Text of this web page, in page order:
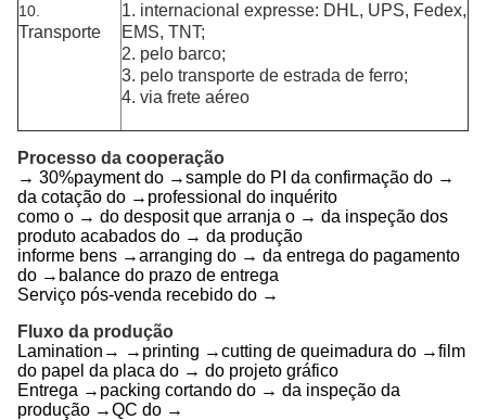
10.
Transporte
1. internacional expresse: DHL, UPS, Fedex,
EMS, TNT;
2. pelo barco;
3. pelo transporte de estrada de ferro;
4. via frete aéreo
Processo da cooperação
→ 30%payment do →sample do PI da confirmação do →
da cotação do →professional do inquérito
como o → do desposit que arranja o → da inspeção dos
produto acabados do → da produção
informe bens →arranging do → da entrega do pagamento
do →balance do prazo de entrega
Serviço pós-venda recebido do →
Fluxo da produção
Lamination→ →printing →cutting de queimadura do →film
do papel da placa do → do projeto gráfico
Entrega →packing cortando do → da inspeção da
produção →QC do →